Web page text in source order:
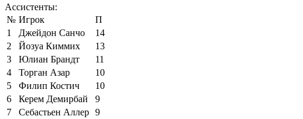
Ассистенты:
№ Игрок
П
1
Джейдон Санчо
14
2
Йозуа Киммих
13
3
Юлиан Брандт
11
4
Торган Азар
10
5
Филип Костич
10
6
Керем Демирбай
9
7
Себастьен Аллер 9